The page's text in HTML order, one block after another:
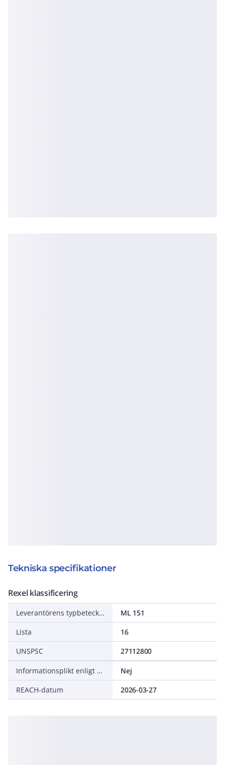
Tekniska specifikationer
Rexel klassificering
Leverantörens typbeteckning
ML 151
Lista
16
UNSPSC
27112800
Informationsplikt enligt REACH
Nej
REACH-datum
2026-03-27